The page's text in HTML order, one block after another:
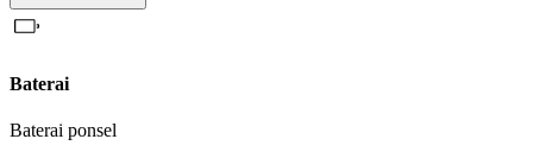
Baterai
Baterai ponsel